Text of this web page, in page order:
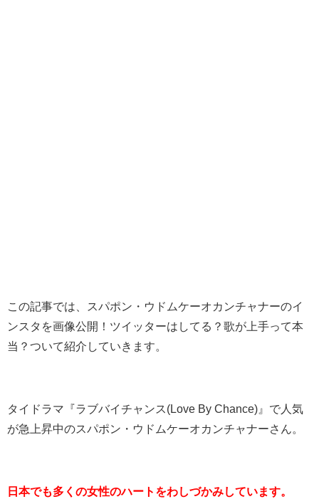
この記事では、スパポン・ウドムケーオカンチャナーのイ
ンスタを画像公開！ツイッターはしてる？歌が上手って本
当？ついて紹介していきます。
タイドラマ 『ラブバイチャンス(Love By Chance)』で人気
が急上昇中のスパポン・ウドムケーオカンチャナーさん。
日本でも多くの女性のハートをわしづかみしています。